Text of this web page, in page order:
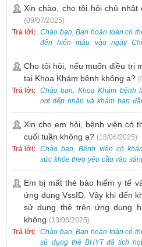
Tại Bệnh viện, chúng tôi đã
nhận và hỗ trợ nhiều thai phụ có
nhu cầu tương tự.
Xin chào, cho tôi hỏi chủ
(09/07/2025)
Trả lời:
Chào bạn, Bạn hoàn toàn có
đến hiến máu vào ngày
Nhật.
Cho tôi hỏi, nếu muốn điều trị
tại Khoa Khám bệnh không ạ?
Trả lời:
Chào bạn, Khoa Khám bệnh
nơi tiếp nhận và khám ban
cho tất cả các trường hợp,
gồm cả điều trị mụn. Vì vậy,
cần đăng ký khám tại Khoa
Khám bệnh trước.
Xin cho em hỏi, bệnh viện có
cuối tuần không ạ? (18/06/2025)
Trả lời:
Chào bạn, Bệnh viện có
sức khỏe theo yêu cầu vào
thứ Bảy. Nếu bạn có nhu cầu,
lòng đặt lịch trước để được
xếp thời gian phù hợp.
Em bị mất thẻ bảo hiểm y tế
ứng dụng VssID. Vậy khi đến
sử dụng thẻ trên ứng dụng
không (13/06/2025)
Trả lời:
Chào bạn, Bạn hoàn toàn có
sử dụng thẻ BHYT đã tích